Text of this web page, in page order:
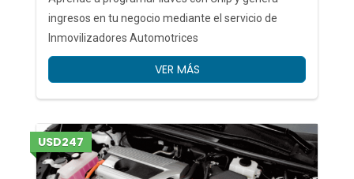
r
ingresos en tu negocio mediante el servicio de
Inmovilizadores Automotrices
VER MÁS
USD247